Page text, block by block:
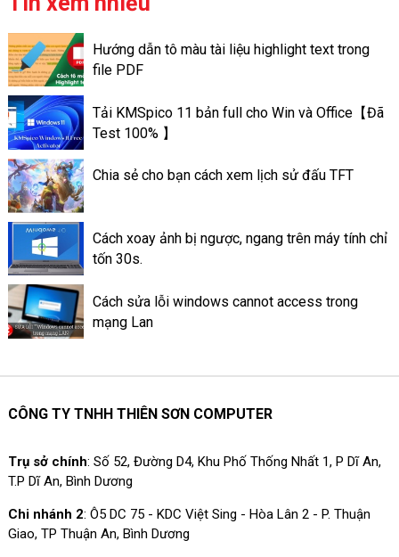
Bài viết này chúng tôi sẽ
hướng dẫn các cách chụp màn
hình máy tính Dell nhanh nhất
và chi tiết nhất. Giúp cho bạn
lựa chọn được cách phù hợp
với nhu cầu của mình.
Hướng dẫn tô màu tài liệu highlight text trong
file PDF
Tải KMSpico 11 bản full cho Win và Office【Đã
Test 100% 】
Chia sẻ cho bạn cách xem lịch sử đấu TFT
Cách xoay ảnh bị ngược, ngang trên máy tính chỉ
tốn 30s.
Cách sửa lỗi windows cannot access trong
mạng Lan
CÔNG TY TNHH THIÊN SƠN COMPUTER
Trụ sở chính: Số 52, Đường D4, Khu Phố Thống Nhất 1, P Dĩ An,
T.P Dĩ An, Bình Dương
Chi nhánh 2: Ô5 DC 75 - KDC Việt Sing - Hòa Lân 2 - P. Thuận
Giao, TP Thuận An, Bình Dương